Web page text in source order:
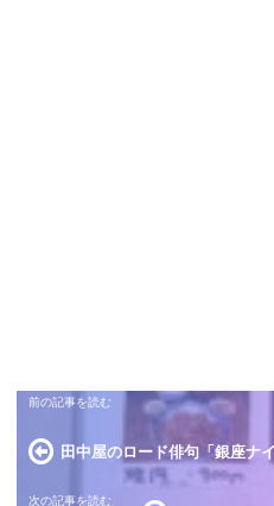
田中屋のロード俳句「銀座ナ